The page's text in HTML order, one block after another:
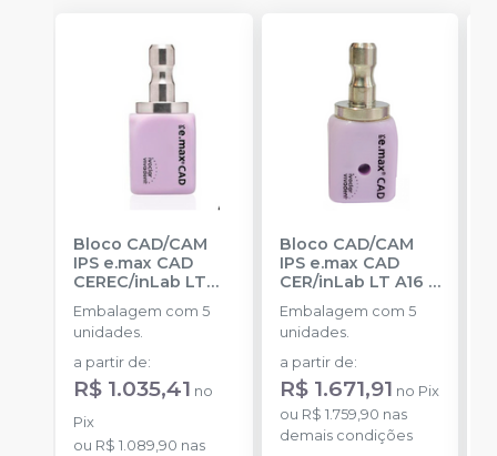
Bloco CAD/CAM
IPS e.max CAD
CEREC/inLab LT
C16
-
Embalagem com 5
unidades.
a partir de:
R$ 1.035,41 no
Pix
ou R$ 1.089,90 nas
Bloco CAD/CAM
IPS e.max CAD
CER/inLab LT A16 -
IVOCLAR
Embalagem com 5
unidades.
a partir de:
R$ 1.671,91 no Pix
ou R$ 1.759,90 nas
demais condições